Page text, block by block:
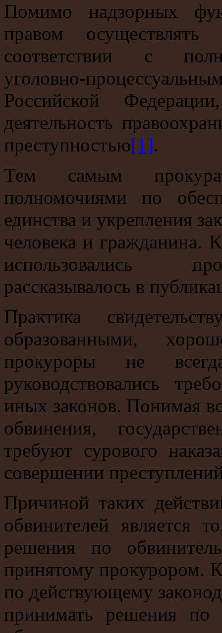
Помимо надзорных
правом осуществлять
соответствии с
уголовно-
Российской
деятельность
преступностью[1].
Тем самым
полномочиями по
единства и укрепления
человека и гражданина.
использовались
рассказывалось в
Практика
образованными,
прокуроры не
руководствовались
иных законов. Понимая
обвинения,
требуют сурового
совершении
Причиной таких
обвинителей является
решения по
принятому прокурором.
по действующему
принимать решения по